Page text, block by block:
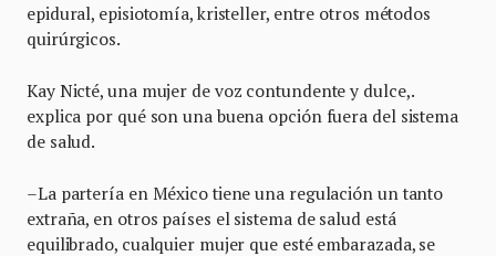
epidural, episiotomía, kristeller, entre otros métodos
quirúrgicos.
Kay Nicté, una mujer de voz contundente y dulce,.
explica por qué son una buena opción fuera del sistema
de salud.
–La partería en México tiene una regulación un tanto
extraña, en otros países el sistema de salud está
equilibrado, cualquier mujer que esté embarazada, se